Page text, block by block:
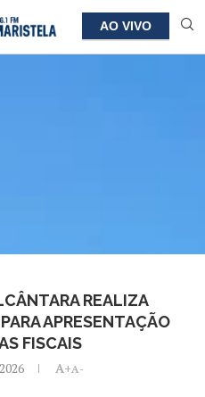
AO VIVO
REALIZA
APRESENTAÇÃO
FISCAIS
A+A-